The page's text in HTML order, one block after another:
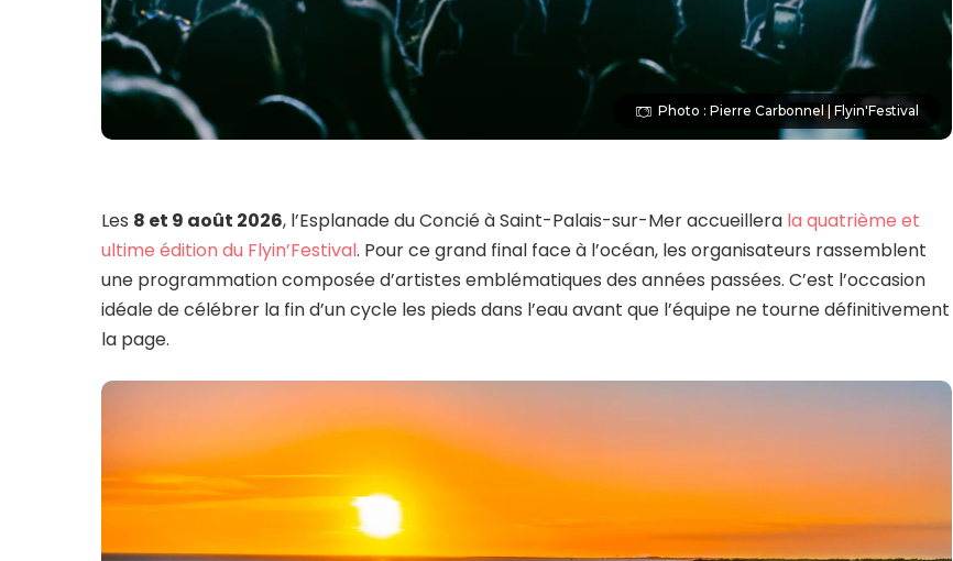
Photo : Pierre Carbonnel | Flyin'Festival
Les 8 et 9 août 2026, l’Esplanade du Concié à Saint-Palais-sur-Mer accueillera la quatrième et
ultime édition du Flyin’Festival. Pour ce grand final face à l’océan, les organisateurs rassemblent
une programmation composée d’artistes emblématiques des années passées. C’est l’occasion
idéale de célébrer la fin d’un cycle les pieds dans l’eau avant que l’équipe ne tourne définitivement
la page.